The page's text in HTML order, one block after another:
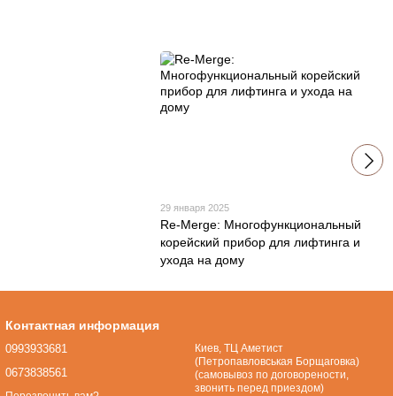
29 января 2025
Re-Merge: Многофункциональный
корейский прибор для лифтинга и
ухода на дому
Контактная информация
0993933681
0673838561
Киев, ТЦ Аметист
(Петропавловськая Борщаговка)
(самовывоз по договорености,
звонить перед приездом)